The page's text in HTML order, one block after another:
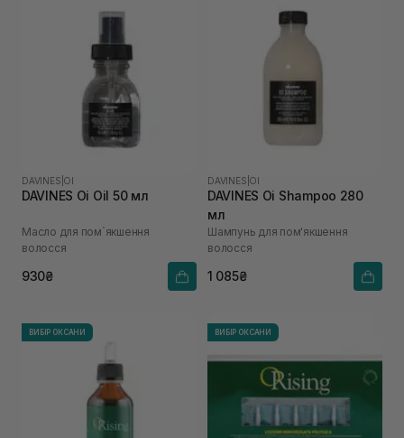
DAVINES OI
DAVINES Oi Oil 50 мл
Масло для пом`якшення
волосся
930₴
DAVINES OI
DAVINES Oi Shampoo 280
мл
Шампунь для пом'якшення
волосся
1 085₴
ВИБІР ОКСАНИ ВИБІР ОКСАНИ